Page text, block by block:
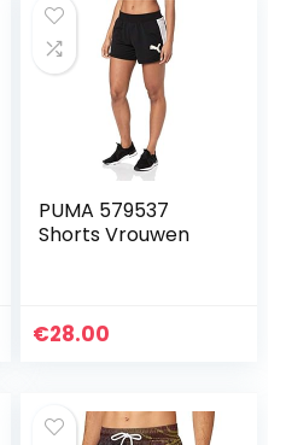
PUMA 579537
Shorts Vrouwen
€28.00